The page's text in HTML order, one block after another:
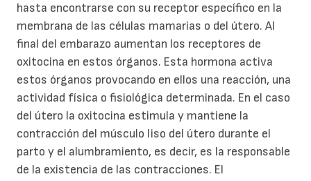
hasta encontrarse con su receptor específico en la
membrana de las células mamarias o del útero. Al
final del embarazo aumentan los receptores de
oxitocina en estos órganos. Esta hormona activa
estos órganos provocando en ellos una reacción, una
actividad física o fisiológica determinada. En el caso
del útero la oxitocina estimula y mantiene la
contracción del músculo liso del útero durante el
parto y el alumbramiento, es decir, es la responsable
de la existencia de las contracciones. El